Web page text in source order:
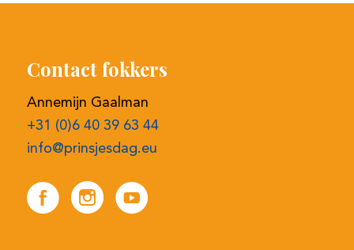
Contact fokkers
Annemijn Gaalman
+31 (0)6 40 39 63 44
info@prinsjesdag.eu